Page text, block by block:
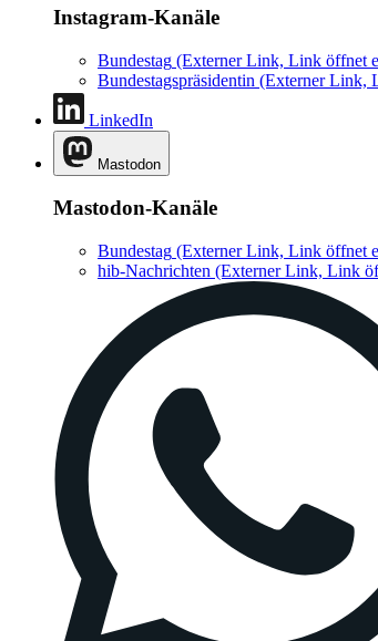
Instagram-Kanäle
Bundestag (Externer Link, Link öffnet
Bundestagspräsidentin (Externer Link,
LinkedIn
Mastodon
Mastodon-Kanäle
Bundestag (Externer Link, Link öffnet
hib-Nachrichten (Externer Link, Link